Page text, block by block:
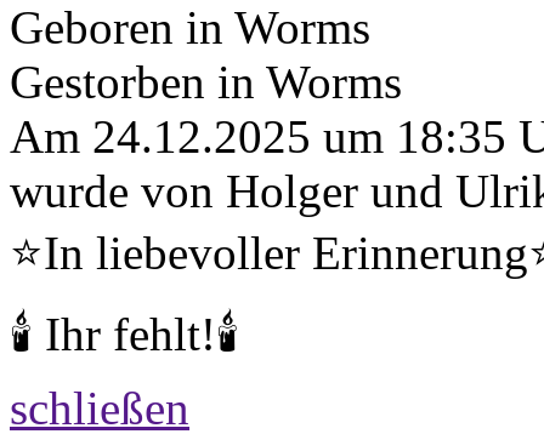
Geboren in Worms
Gestorben in Worms
Am 24.12.2025 um 18:35
wurde von Holger und
⭐️In liebevoller
🕯 Ihr fehlt!🕯
schließen